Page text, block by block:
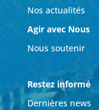
Nos actualités
Agir avec Nous
Nous soutenir
Restez informé
Dernières news